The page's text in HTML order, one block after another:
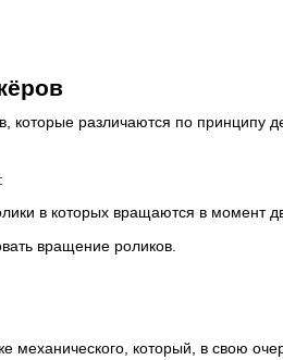
различаются по принципу
в которых вращаются в момент
вращение роликов.
механического, который, в свою